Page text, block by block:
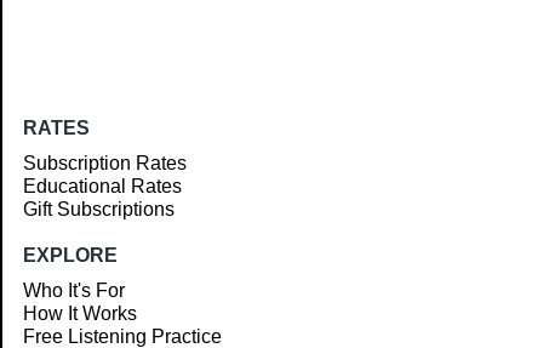
RATES
Subscription Rates
Educational Rates
Gift Subscriptions
EXPLORE
Who It's For
How It Works
Free Listening Practice